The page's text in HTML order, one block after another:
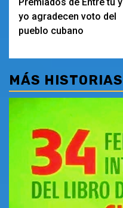
de
entradas
yo agradecen voto del
pueblo cubano
MÁS HISTORIAS